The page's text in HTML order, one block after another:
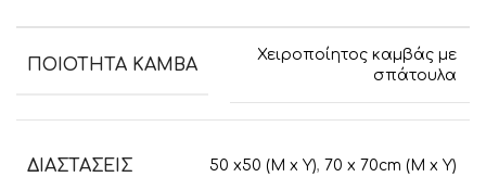
ΠΟΙΟΤΗΤΑ ΚΑΜΒΑ
Χειροποίητος καμβάς με
σπάτουλα
ΔΙΑΣΤΑΣΕΙΣ 50 x50 (M x Y), 70 x 70cm (M x Y)